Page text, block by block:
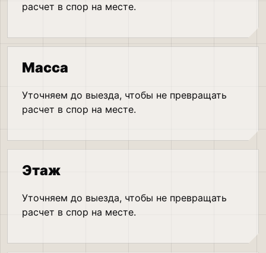
расчет в спор на месте.
Масса
Уточняем до выезда, чтобы не превращать
расчет в спор на месте.
Этаж
Уточняем до выезда, чтобы не превращать
расчет в спор на месте.